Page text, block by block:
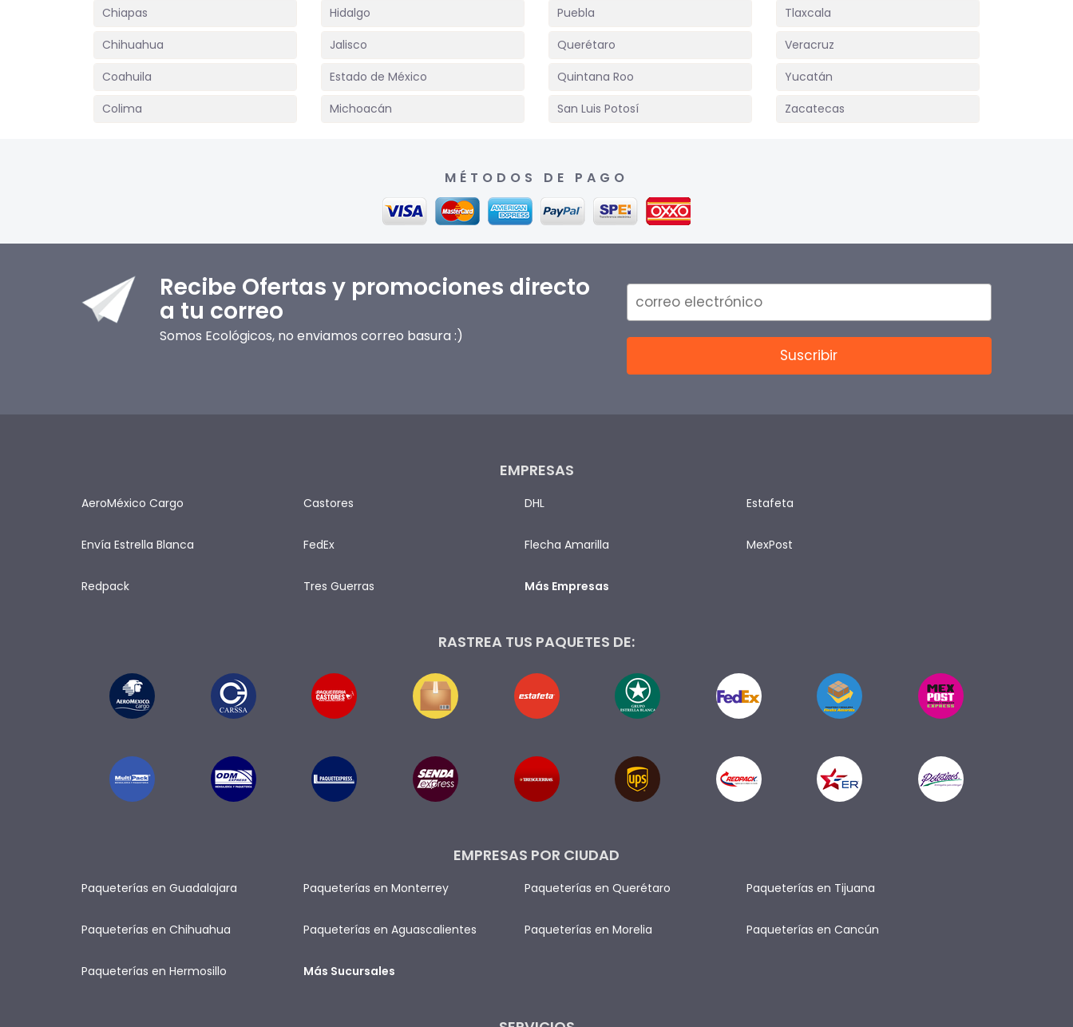
Chiapas
Chihuahua
Coahuila
Colima
Hidalgo
Jalisco
Estado de México
Michoacán
Puebla
Querétaro
Quintana Roo
San Luis Potosí
Tlaxcala
Veracruz
Yucatán
Zacatecas
MÉTODOS DE PAGO
Recibe Ofertas y promociones directo
a tu correo
Somos Ecológicos, no enviamos correo basura :)
EMPRESAS
AeroMéxico Cargo Castores DHL Estafeta
Envía Estrella Blanca FedEx Flecha Amarilla MexPost
Redpack Tres Guerras Más Empresas
RASTREA TUS PAQUETES DE:
EMPRESAS POR CIUDAD
Paqueterías en Guadalajara Paqueterías en Monterrey Paqueterías en Querétaro Paqueterías en Tijuana
Paqueterías en Chihuahua Paqueterías en Aguascalientes Paqueterías en Morelia Paqueterías en Cancún
Paqueterías en Hermosillo Más Sucursales